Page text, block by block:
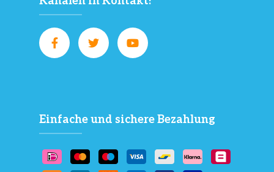
Einfache und sichere Bezahlung